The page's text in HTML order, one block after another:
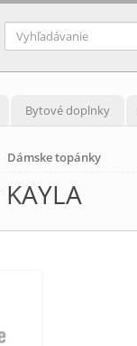
Bytové doplnky
Dámske topánky